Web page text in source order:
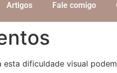
Artigos Fale comigo
esta dificuldade visual